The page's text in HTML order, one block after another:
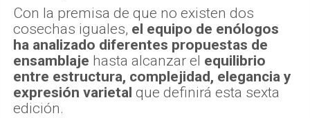
Con la premisa de que no existen dos
cosechas iguales, el equipo de enólogos
ha analizado diferentes propuestas de
ensamblaje hasta alcanzar el equilibrio
entre estructura, complejidad, elegancia y
expresión varietal que definirá esta sexta
edición.